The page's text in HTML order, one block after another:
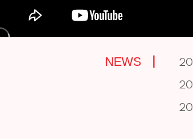
NEWS